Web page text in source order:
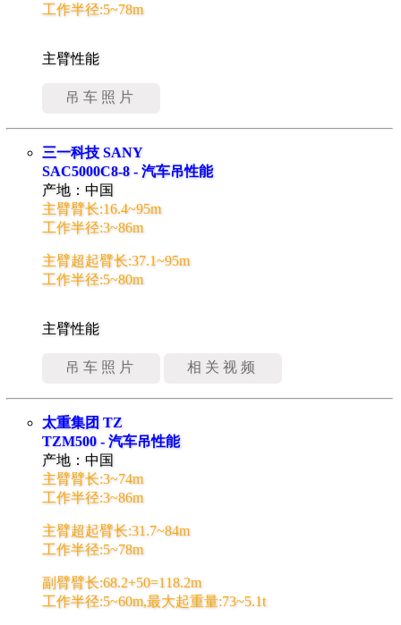
工作半径:5~78m
主臂性能
吊车照片
三一科技 SANY
SAC5000C8-8 - 汽车吊性能
产地：中国
主臂臂长:16.4~95m
工作半径:3~86m
主臂超起臂长:37.1~95m
工作半径:5~80m
主臂性能
吊车照片 相关视频
太重集团 TZ
TZM500 - 汽车吊性能
产地：中国
主臂臂长:3~74m
工作半径:3~86m
主臂超起臂长:31.7~84m
工作半径:5~78m
副臂臂长:68.2+50=118.2m
工作半径:5~60m,最大起重量:73~5.1t